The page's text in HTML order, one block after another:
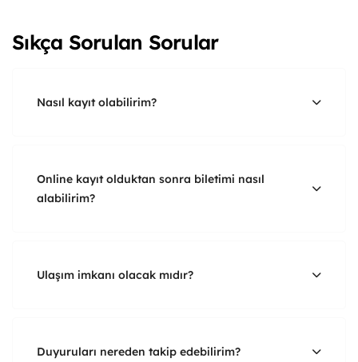
Sıkça Sorulan Sorular
Nasıl kayıt olabilirim?
Online kayıt olduktan sonra biletimi nasıl
alabilirim?
Ulaşım imkanı olacak mıdır?
Duyuruları nereden takip edebilirim?